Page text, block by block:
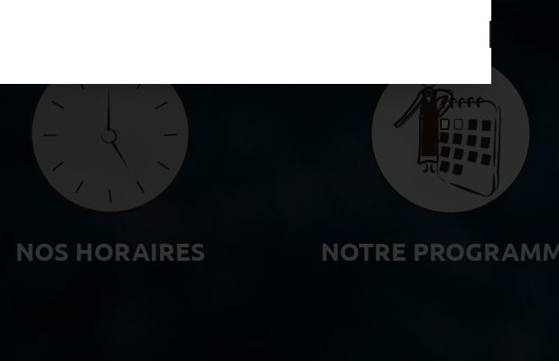
NOS HORAIRES NOTRE